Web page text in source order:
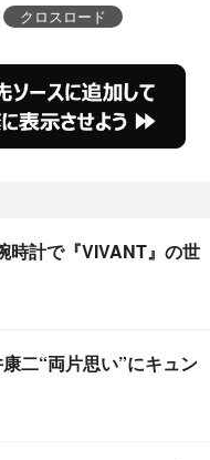
クロスロード
時計で『VIVANT』の世
二“両片思い”にキュン